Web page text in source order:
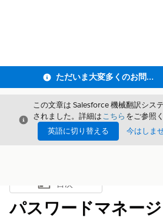
ただいま大変多くのお問い合わせをいただいており、ご連絡までにお時間を頂戴しております
閉じる
この文章は Salesforce 機械翻訳シス
されました。詳細はこちら をご参照
英語に切り替える
今はしま
目次を表示
目次
パスワードマネー